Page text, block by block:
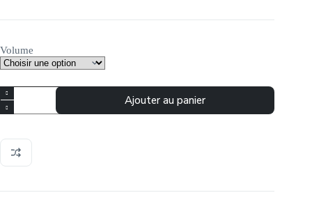
Volume
quantité
de
Glacière
perle
gold
12L
Ajouter au panier